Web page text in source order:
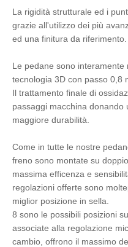
La rigidità strutturale ed i
grazie all'utilizzo dei più
ed una finitura da riferimento.
Le pedane sono
tecnologia 3D con passo 0,8
Il trattamento finale di
passaggi macchina donando
maggiore durabilità.
Come in tutte le nostre
freno sono montate su
massima efficenza e
regolazioni offerte sono
miglior posizione in sella.
8 sono le possibili posizioni
associate alla regolazione
cambio, offrono il massimo